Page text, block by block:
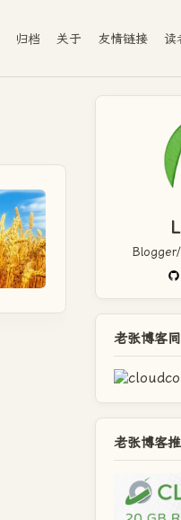
归档 关于 友情链接 读
Blogger/
老张博客
老张博客